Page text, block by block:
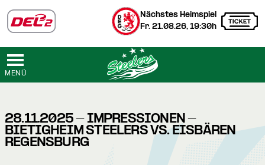
Nächstes Heimspiel
Fr. 21.08.26, 19:30h
MENÜ
28.11.2025 - IMPRESSIONEN -
BIETIGHEIM STEELERS VS. EISBÄREN
REGENSBURG